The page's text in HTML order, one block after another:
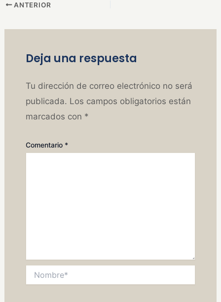
ANTERIOR
Deja una respuesta
Tu dirección de correo electrónico no será
publicada. Los campos obligatorios están
marcados con *
Comentario *